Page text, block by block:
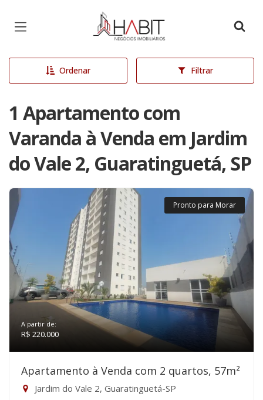
Página inicial
Ordenar Filtrar
1 Apartamento com
Varanda à Venda em Jardim
do Vale 2, Guaratinguetá, SP
Pronto para Morar
A partir de:
R$ 220.000
Apartamento à Venda com 2 quartos, 57m²
Jardim do Vale 2, Guaratinguetá-SP